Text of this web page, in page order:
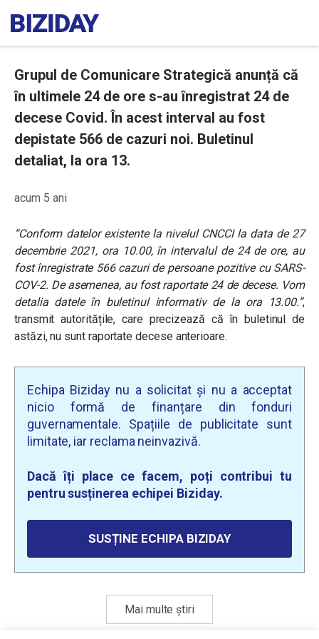
Grupul de Comunicare Strategică anunță că
în ultimele 24 de ore s-au înregistrat 24 de
decese Covid. În acest interval au fost
depistate 566 de cazuri noi. Buletinul
detaliat, la ora 13.
acum 5 ani
“Conform datelor existente la nivelul CNCCI la data de 27
decembrie 2021, ora 10.00, în intervalul de 24 de ore, au
fost înregistrate 566 cazuri de persoane pozitive cu SARS-
COV-2. De asemenea, au fost raportate 24 de decese. Vom
detalia datele în buletinul informativ de la ora 13.00.”,
transmit autoritățile, care precizează că în buletinul de
astăzi, nu sunt raportate decese anterioare.
Echipa Biziday nu a solicitat și nu a acceptat
nicio formă de finanțare din fonduri
guvernamentale. Spațiile de publicitate sunt
limitate, iar reclama neinvazivă.
Dacă îți place ce facem, poți contribui tu
pentru susținerea echipei Biziday.
SUSȚINE ECHIPA BIZIDAY
Mai multe știri